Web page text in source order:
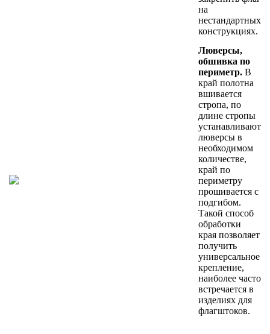
на
нестандартных
конструкциях.
Люверсы,
обшивка по
периметр. В
край полотна
вшивается
стропа, по
длине стропы
устанавливают
люверсы в
необходимом
количестве,
край по
периметру
прошивается с
подгибом.
Такой способ
обработки
края позволяет
получить
универсальное
крепление,
наиболее часто
встречается в
изделиях для
флагштоков.